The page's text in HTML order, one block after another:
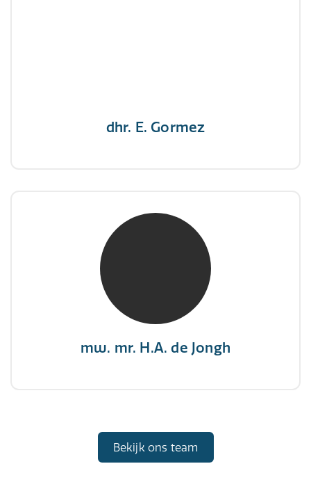
dhr. E. Gormez
mw. mr. H.A. de Jongh
mw. mr. H.A. de Jongh
NIVRE Register-Expert
"There is no elevator to succes, you need to
Bekijk ons team